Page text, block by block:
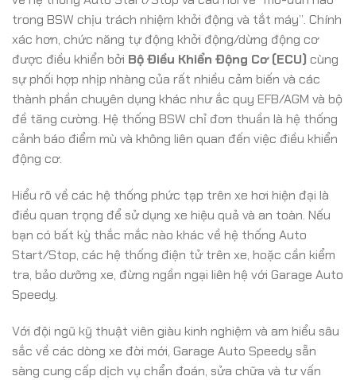
trong BSW chịu trách nhiệm khởi động và tắt máy”. Chính
xác hơn, chức năng tự động khởi động/dừng động cơ
được điều khiển bởi Bộ Điều Khiển Động Cơ (ECU) cùng
sự phối hợp nhịp nhàng của rất nhiều cảm biến và các
thành phần chuyên dụng khác như ắc quy EFB/AGM và bộ
đề tăng cường. Hệ thống BSW chỉ đơn thuần là hệ thống
cảnh báo điểm mù và không liên quan đến việc điều khiển
động cơ.
Hiểu rõ về các hệ thống phức tạp trên xe hơi hiện đại là
điều quan trọng để sử dụng xe hiệu quả và an toàn. Nếu
bạn có bất kỳ thắc mắc nào khác về hệ thống Auto
Start/Stop, các hệ thống điện tử trên xe, hoặc cần kiểm
tra, bảo dưỡng xe, đừng ngần ngại liên hệ với Garage Auto
Speedy.
Với đội ngũ kỹ thuật viên giàu kinh nghiệm và am hiểu sâu
sắc về các dòng xe đời mới, Garage Auto Speedy sẵn
sàng cung cấp dịch vụ chẩn đoán, sửa chữa và tư vấn